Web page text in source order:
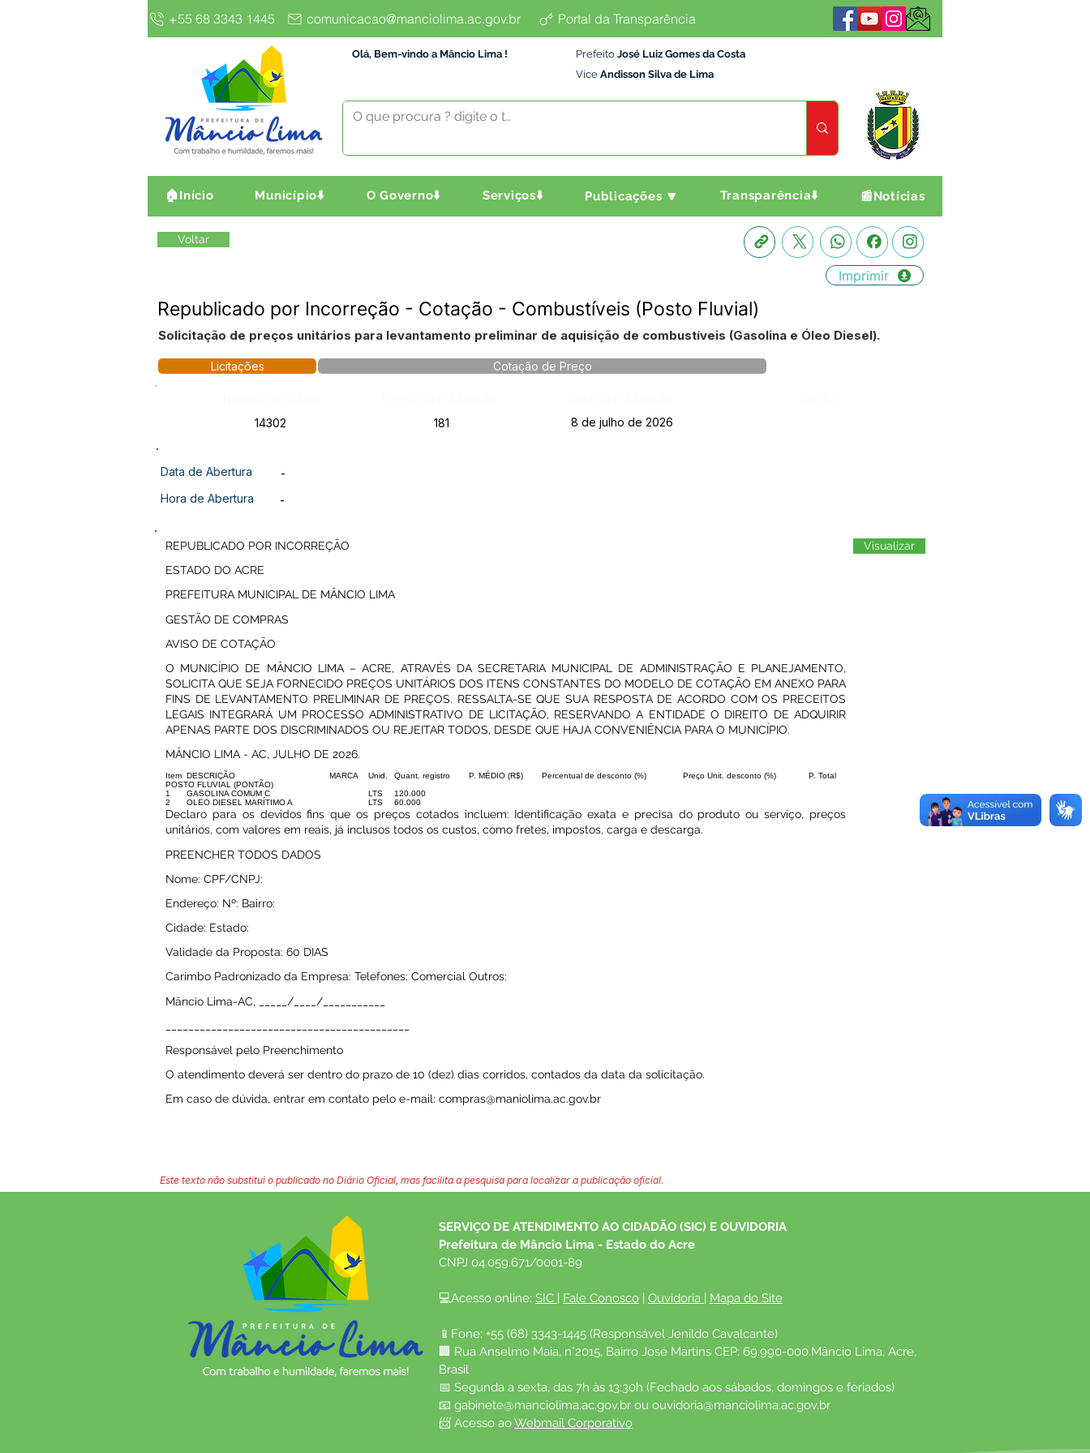
+55 68 3343 1445 comunicacao@manciolima.ac.gov.br Portal da Transparência
Olá, Bem-vindo a Mâncio Lima ! Prefeito José Luiz Gomes da Costa
Vice Andisson Silva de Lima
🏠Início Município⬇️ O Governo⬇️ Serviços⬇️ Publicações 🔽 Transparência⬇️ 📰Notícias
Voltar
Imprimir
Republicado por Incorreção - Cotação - Combustíveis (Posto Fluvial)
Solicitação de preços unitários para levantamento preliminar de aquisição de combustíveis (Gasolina e Óleo Diesel).
Licitações Cotação de Preço
14302
181 8 de julho de 2026
Data de Abertura
-
Hora de Abertura
-
REPUBLICADO POR INCORREÇÃO
ESTADO DO ACRE
PREFEITURA MUNICIPAL DE MÂNCIO LIMA
GESTÃO DE COMPRAS
AVISO DE COTAÇÃO
O MUNICÍPIO DE MÂNCIO LIMA – ACRE, ATRAVÉS DA SECRETARIA MUNICIPAL DE ADMINISTRAÇÃO E PLANEJAMENTO,
SOLICITA QUE SEJA FORNECIDO PREÇOS UNITÁRIOS DOS ITENS CONSTANTES DO MODELO DE COTAÇÃO EM ANEXO PARA
FINS DE LEVANTAMENTO PRELIMINAR DE PREÇOS. RESSALTA-SE QUE SUA RESPOSTA DE ACORDO COM OS PRECEITOS
LEGAIS INTEGRARÁ UM PROCESSO ADMINISTRATIVO DE LICITAÇÃO, RESERVANDO A ENTIDADE O DIREITO DE ADQUIRIR
APENAS PARTE DOS DISCRIMINADOS OU REJEITAR TODOS, DESDE QUE HAJA CONVENIÊNCIA PARA O MUNICÍPIO.
MÂNCIO LIMA - AC, JULHO DE 2026.
Item DESCRIÇÃO MARCA Unid. Quant. registro P. MÉDIO (R$) Percentual de desconto (%) Preço Unit. desconto (%)
P. Total
POSTO FLUVIAL (PONTÃO)
1
GASOLINA COMUM C LTS
120.000
2
OLEO DIESEL MARÍTIMO A LTS 60.000
Declaro para os devidos fins que os preços cotados incluem: Identificação exata e precisa do produto ou serviço, preços
unitários, com valores em reais, já inclusos todos os custos, como fretes, impostos, carga e descarga.
PREENCHER TODOS DADOS
Nome: CPF/CNPJ:
Endereço: Nº: Bairro:
Cidade: Estado:
Validade da Proposta: 60 DIAS
Carimbo Padronizado da Empresa: Telefones: Comercial Outros:
Mâncio Lima-AC, _____/____/___________
Responsável pelo Preenchimento
O atendimento deverá ser dentro do prazo de 10 (dez) dias corridos, contados da data da solicitação.
Em caso de dúvida, entrar em contato pelo e-mail: compras@maniolima.ac.gov.br
Visualizar
Este texto não substitui o publicado no Diário Oficial, mas facilita a pesquisa para localizar a publicação oficial.
SERVIÇO DE ATENDIMENTO AO CIDADÃO (SIC) E OUVIDORIA
Prefeitura de Mâncio Lima - Estado do Acre
CNPJ 04.059.671/0001-89
💻Acesso online: SIC | Fale Conosco | Ouvidoria | Mapa do Site
📱Fone: +55 (68) 3343-1445 (Responsável Jenildo Cavalcante)
🏢 Rua Anselmo Maia, n°2015, Bairro José Martins CEP: 69.990-000.Mâncio Lima, Acre,
Brasil
📅 Segunda a sexta, das 7h às 13:30h (Fechado aos sábados, domingos e feriados)
📧 gabinete@manciolima.ac.gov.br ou ouvidoria@manciolima.ac.gov.br
📨 Acesso ao Webmail Corporativo